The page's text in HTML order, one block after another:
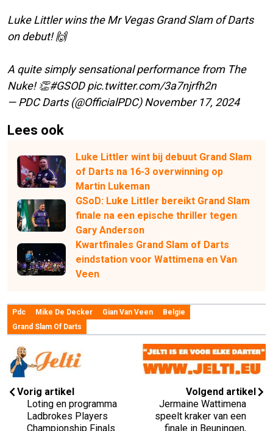
Luke Littler wins the Mr Vegas Grand Slam of Darts
on debut! 🙌
A quite simply sensational performance from The
Nuke! 👏#GSOD pic.twitter.com/3a7njrfh2n
— PDC Darts (@OfficialPDC)November 17, 2024
Lees ook
Luke Littler wint bij debuut Grand Slam
of Darts na 16-3 overwinning op
Martin Lukeman
GSoD: Luke Littler bereikt Grand Slam
finale na een epische thriller tegen
Gary Anderson
Kwartfinales Grand Slam of Darts
eindstation voor Wattimena en Van
Veen
Pdc Mike De Decker Gian Van Veen
Belgie
Grand Slam Of Darts
Vorig artikel
Loting en programma
Ladbrokes Players
Championship Finals
Volgend artikel
Jermaine Wattimena
speelt kraker van een
finale in Beuningen,